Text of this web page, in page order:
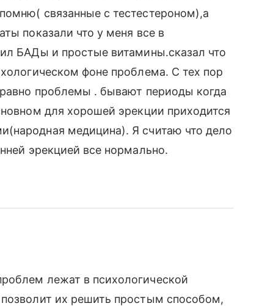
связанные с тестестероном),а
показали что у меня все в
БАДы и простые витамины.сказал что
фоне проблема. С тех пор
проблемы . бывают периоды когда
для хорошей эрекции приходится
медицина). Я считаю что дело
эрекцией все нормально.
лежат в психологической
их решить простым способом,